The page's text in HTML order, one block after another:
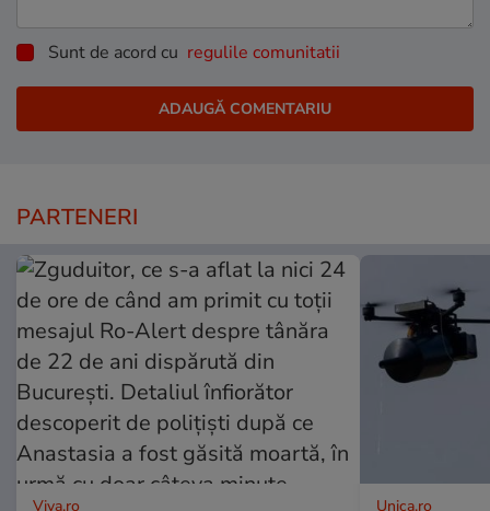
Sunt de acord cu regulile comunitatii
PARTENERI
Viva.ro Unica.ro